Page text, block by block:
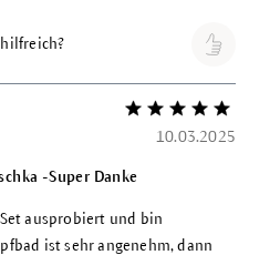
Bewertung mit 5
10.03.2025
-Super Danke
ausprobiert und bin
ist sehr angenehm, dann